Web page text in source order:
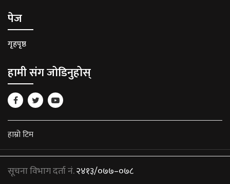
पेज
गृहपृष्ठ
हामी संग जोडिनुहोस्
हाम्रो टिम
सूचना विभाग दर्ता नं.२४१३/०७७–०७८